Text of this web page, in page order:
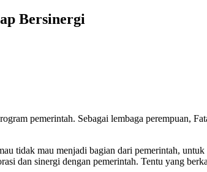
Bersinergi
pemerintah. Sebagai lembaga perempuan,
tidak mau menjadi bagian dari pemerintah,
dan sinergi dengan pemerintah. Tentu yang